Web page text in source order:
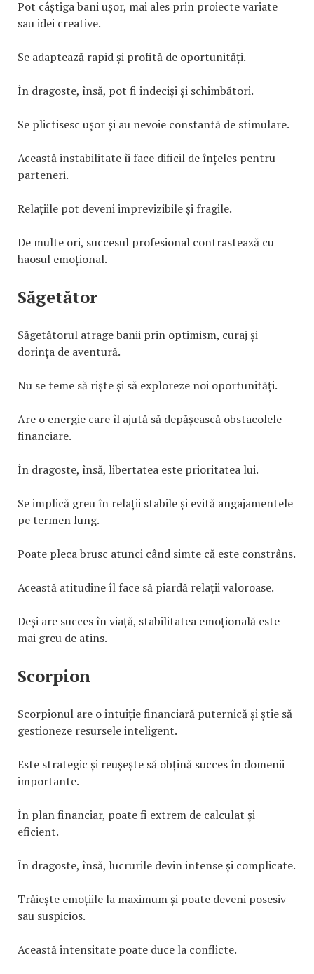
Pot câștiga bani ușor, mai ales prin proiecte variate
sau idei creative.
Se adaptează rapid și profită de oportunități.
În dragoste, însă, pot fi indeciși și schimbători.
Se plictisesc ușor și au nevoie constantă de stimulare.
Această instabilitate îi face dificil de înțeles pentru
parteneri.
Relațiile pot deveni imprevizibile și fragile.
De multe ori, succesul profesional contrastează cu
haosul emoțional.
Săgetător
Săgetătorul atrage banii prin optimism, curaj și
dorința de aventură.
Nu se teme să riște și să exploreze noi oportunități.
Are o energie care îl ajută să depășească obstacolele
financiare.
În dragoste, însă, libertatea este prioritatea lui.
Se implică greu în relații stabile și evită angajamentele
pe termen lung.
Poate pleca brusc atunci când simte că este constrâns.
Această atitudine îl face să piardă relații valoroase.
Deși are succes în viață, stabilitatea emoțională este
mai greu de atins.
Scorpion
Scorpionul are o intuiție financiară puternică și știe să
gestioneze resursele inteligent.
Este strategic și reușește să obțină succes în domenii
importante.
În plan financiar, poate fi extrem de calculat și
eficient.
În dragoste, însă, lucrurile devin intense și complicate.
Trăiește emoțiile la maximum și poate deveni posesiv
sau suspicios.
Această intensitate poate duce la conflicte.